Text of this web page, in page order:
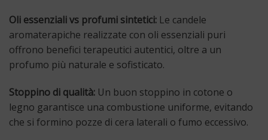
Oli essenziali vs profumi sintetici: Le candele
aromaterapiche realizzate con oli essenziali puri
offrono benefici terapeutici autentici, oltre a un
profumo più naturale e sofisticato.
Stoppino di qualità: Un buon stoppino in cotone o
legno garantisce una combustione uniforme, evitando
che si formino pozze di cera laterali o fumo eccessivo.